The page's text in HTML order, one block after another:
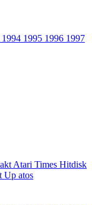
1994 1995 1996 1997
Atari Times Hitdisk
Up atos